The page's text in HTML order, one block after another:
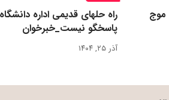
موج
راه حلهای قدیمی اداره
پاسخگو نیست_خبرخوان
آذر ۲۵, ۱۴۰۴